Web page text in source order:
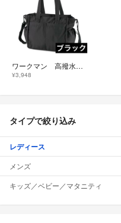
ワークマン 高撥水マルチシートインマザーズ2WAYトートバッグ ブラック
¥3,948
タイプで絞り込み
レディース
メンズ
キッズ／ベビー／マタニティ